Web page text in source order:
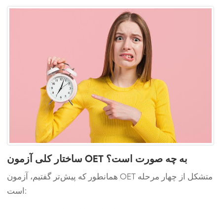
ساختار کلی آزمون OET به چه صورت است؟
همانطور که پیش‌تر گفتیم، آزمون OET متشکل از چهار مرحله
است: